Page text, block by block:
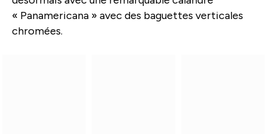
« Panamericana » avec des baguettes verticales
chromées.